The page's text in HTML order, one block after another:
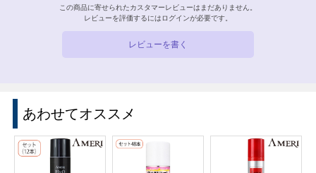
この商品に寄せられたカスタマーレビューはまだありません。
レビューを評価するには ログインが必要です。
レビューを書く
あわせてオススメ